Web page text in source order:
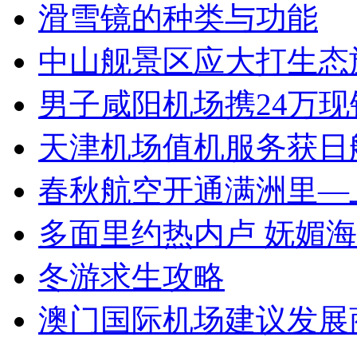
滑雪镜的种类与功能
中山舰景区应大打生
男子咸阳机场携24万
天津机场值机服务获
春秋航空开通满洲里—
多面里约热内卢 妩媚
冬游求生攻略
澳门国际机场建议发